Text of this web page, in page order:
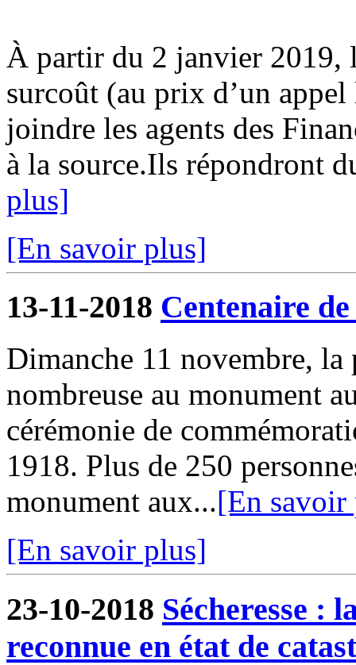
À partir du 2 janvier 2019,
surcoût (au prix d’un
joindre les agents des
à la source.Ils répondront
plus]
[En savoir plus]
13-11-2018 Centenaire
Dimanche 11 novembre, la
nombreuse au monument
cérémonie de
1918. Plus de 250
monument aux...[En savoir
[En savoir plus]
23-10-2018 Sécheresse :
reconnue en état de